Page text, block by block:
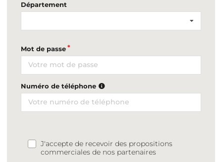
Département
Mot de passe
Numéro de téléphone
J'accepte de recevoir des propositions
commerciales de nos partenaires